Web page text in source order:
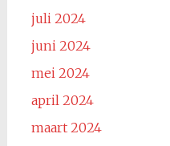
juli 2024
juni 2024
mei 2024
april 2024
maart 2024